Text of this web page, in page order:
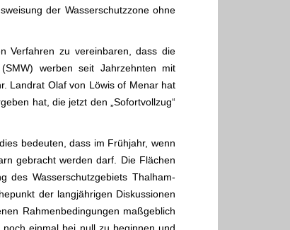
der Wasserschutzzone ohne
Verfahren zu vereinbaren, dass die
werben seit Jahrzehnten mit
Landrat Olaf von Löwis of Menar hat
hat, die jetzt den „Sofortvollzug“
bedeuten, dass im Frühjahr, wenn
gebracht werden darf. Die Flächen
des Wasserschutzgebiets Thalham-
der langjährigen Diskussionen
Rahmenbedingungen maßgeblich